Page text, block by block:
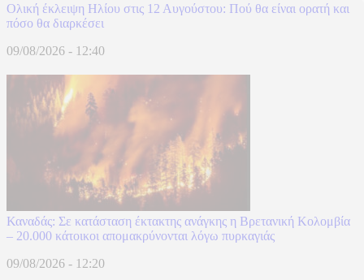
Ολική έκλειψη Ηλίου στις 12 Αυγούστου: Πού θα είναι ορατή και
πόσο θα διαρκέσει
09/08/2026 - 12:40
Καναδάς: Σε κατάσταση έκτακτης ανάγκης η Βρετανική Κολομβία
– 20.000 κάτοικοι απομακρύνονται λόγω πυρκαγιάς
09/08/2026 - 12:20